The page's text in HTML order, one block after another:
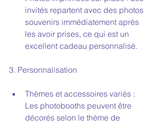
invités repartent avec des photos
souvenirs immédiatement après
les avoir prises, ce qui est un
excellent cadeau personnalisé.
3. Personnalisation
Thèmes et accessoires variés :
Les photobooths peuvent être
décorés selon le thème de